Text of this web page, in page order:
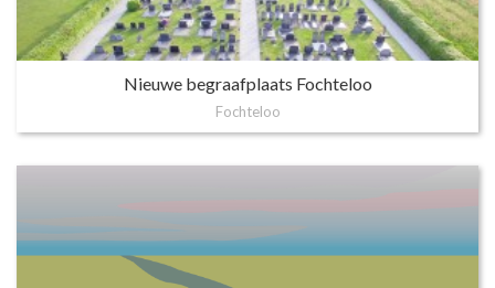
Nieuwe begraafplaats Fochteloo
Fochteloo